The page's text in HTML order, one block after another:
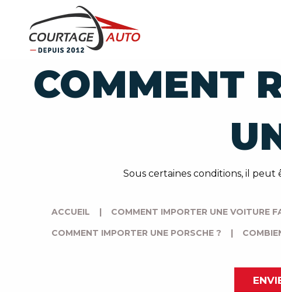
COMMENT
Sous certaines conditions, il peut
ACCUEIL | COMMENT IMPORTER UNE VOITURE
COMMENT IMPORTER UNE PORSCHE ?